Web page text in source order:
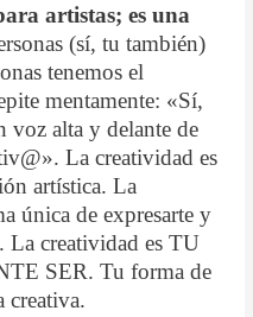
artistas; es una
(sí, tu también)
tenemos el
mentamente: «Sí,
voz alta y delante de
La creatividad es
artística. La
única de expresarte y
La creatividad es TU
SER. Tu forma de
creativa.